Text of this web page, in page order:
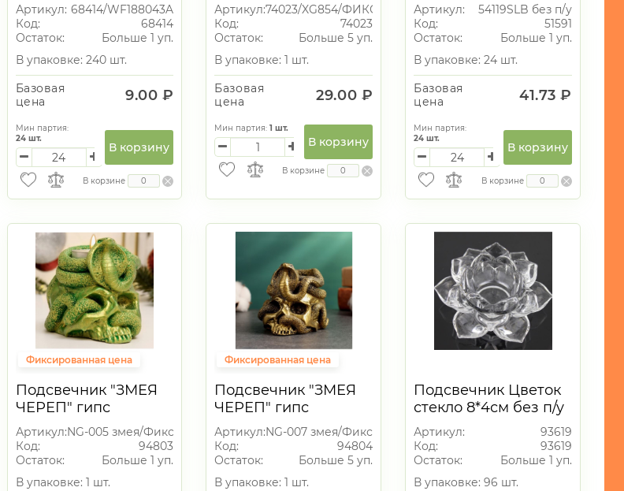
Артикул: 68414/WF188043A
Код:
68414
Остаток:
Больше 1 уп.
В упаковке: 240 шт.
Базовая
цена
9.00 ₽
Мин партия:
24шт.
В корзину
В корзине
Фиксированная цена
ПАСХА
Артикул:74023/XG854/ФИКС
Код:
74023
Остаток:
Больше 5 уп.
В упаковке: 1 шт.
Базовая
цена
29.00 ₽
Мин партия:1 шт.
В корзину
В корзине
Артикул:
54119SLB без п/у
Код:
51591
Остаток:
Больше 1 уп.
В упаковке: 24 шт.
Базовая
цена
41.73 ₽
Мин партия:
24 шт.
В корзину
В корзине
Фиксированная цена
Подсвечник "ЗМЕЯ
ЧЕРЕП" гипс
Артикул:NG-005 змея/Фикс.цена
Код:
94803
Остаток:
Больше 1 уп.
В упаковке: 1 шт.
Фиксированная цена
Подсвечник "ЗМЕЯ
ЧЕРЕП" гипс
Артикул:NG-007 змея/Фикс.цена
Код:
94804
Остаток:
Больше 5 уп.
В упаковке: 1 шт.
Подсвечник Цветок
стекло 8*4см без п/у
Артикул:
93619
Код:
93619
Остаток:
Больше 1 уп.
В упаковке: 96 шт.